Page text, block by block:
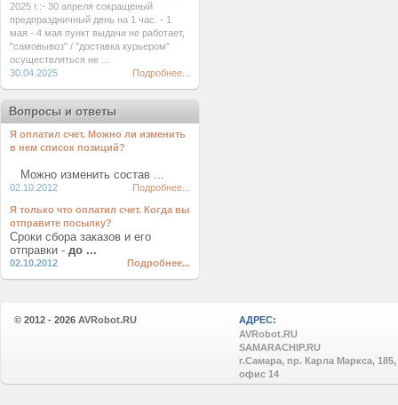
2025 г.:- 30 апреля сокращеный
предпраздничный день на 1 час. - 1
мая - 4 мая пункт выдачи не работает,
"самовывоз" / "доставка курьером"
осуществляться не ...
30.04.2025
Подробнее...
Вопросы и ответы
Я оплатил счет. Можно ли изменить
в нем список позиций?
Можно изменить состав ...
02.10.2012 Подробнее...
Я только что оплатил счет. Когда вы
отправите посылку?
Сроки сбора заказов и его
отправки - до ...
02.10.2012 Подробнее...
© 2012 - 2026 AVRobot.RU
АДРЕС:
AVRobot.RU
SAMARACHIP.RU
г.Самара, пр. Карла Маркса, 185,
офис 14